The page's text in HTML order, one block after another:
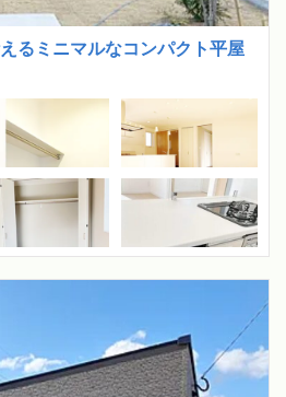
るミニマルなコンパクト平屋